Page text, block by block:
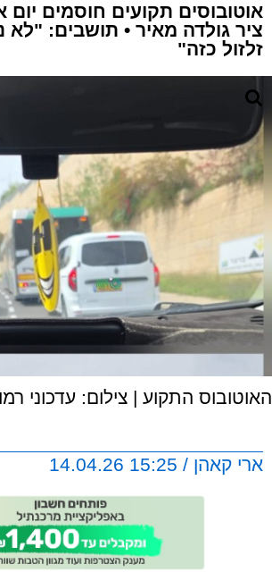
אוטובוסים תקועים חוסמים יום
ציר גולדה מאיר • תושבים: "לא
זלזול כזה"
האוטובוס התקוע | צילום: עדכוני
ארי קאהן / 15:25 14.04.26